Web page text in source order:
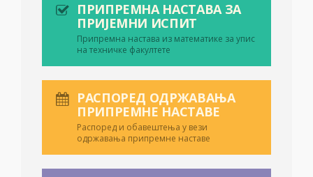
ПРИПРЕМНА НАСТАВА ЗА
ПРИЈЕМНИ ИСПИТ
Припремна настава из математике за упис
на техничке факултете
РАСПОРЕД ОДРЖАВАЊА
ПРИПРЕМНЕ НАСТАВЕ
Распоред и обавештења у вези
одржавања припремне наставе